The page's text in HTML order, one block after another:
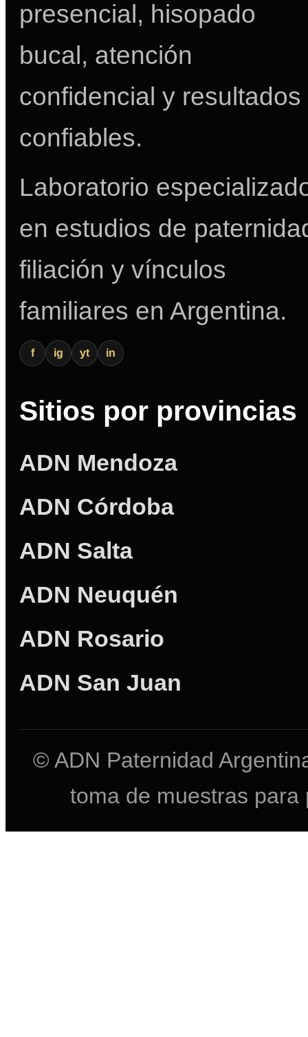
presencial, hisopado
bucal, atención
confidencial y resultados
confiables.
Laboratorio
en estudios de
filiación y vínculos
familiares en Argentina.
f ig yt in
Sitios por provincias
ADN Mendoza
ADN Córdoba
ADN Salta
ADN Neuquén
ADN Rosario
ADN San Juan
© ADN Paternidad
toma de muestras para